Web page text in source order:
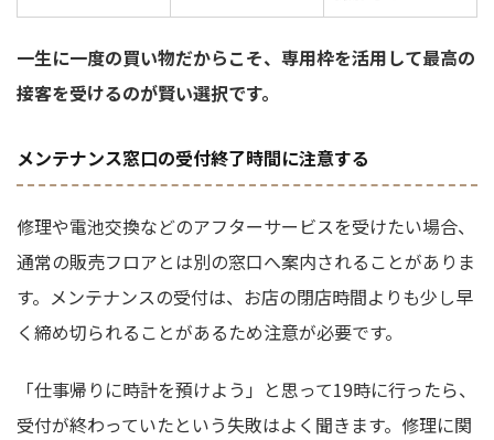
一生に一度の買い物だからこそ、専用枠を活用して最高の
接客を受けるのが賢い選択です。
メンテナンス窓口の受付終了時間に注意する
修理や電池交換などのアフターサービスを受けたい場合、
通常の販売フロアとは別の窓口へ案内されることがありま
す。メンテナンスの受付は、お店の閉店時間よりも少し早
く締め切られることがあるため注意が必要です。
「仕事帰りに時計を預けよう」と思って19時に行ったら、
受付が終わっていたという失敗はよく聞きます。修理に関